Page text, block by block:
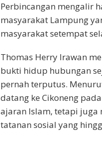
Perbincangan mengalir
masyarakat Lampung
masyarakat setempat
Thomas Herry Irawan
bukti hidup hubungan
pernah terputus.
datang ke Cikoneng
ajaran Islam, tetapi juga
tatanan sosial yang